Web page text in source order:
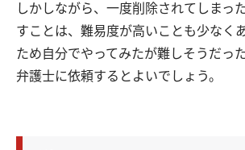
しかしながら、一度削除されてしまっ
すことは、難易度が高いことも少なく
ため自分でやってみたが難しそうだっ
弁護士に依頼するとよいでしょう。